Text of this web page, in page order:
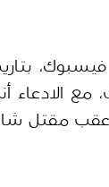
سبتمبر/أيلول
عقب مقتل